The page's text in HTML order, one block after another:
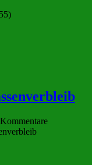
Kommentare